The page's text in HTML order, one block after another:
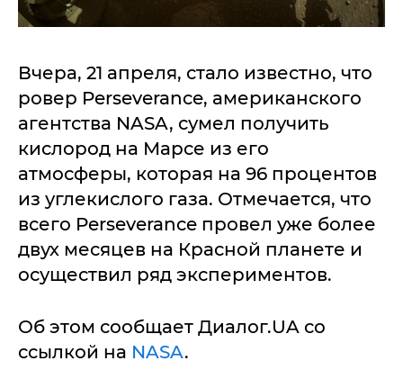
Вчера, 21 апреля, стало известно, что
ровер Perseverance, американского
агентства NASA, сумел получить
кислород на Марсе из его
атмосферы, которая на 96 процентов
из углекислого газа. Отмечается, что
всего Perseverance провел уже более
двух месяцев на Красной планете и
осуществил ряд экспериментов.
Об этом сообщает Диалог.UA со
ссылкой на NASA.